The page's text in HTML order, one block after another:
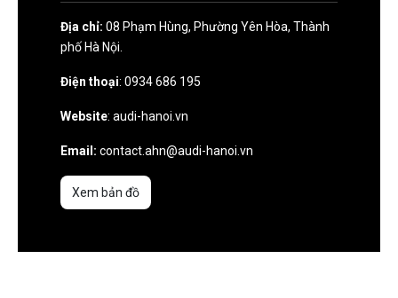
Địa chỉ: 08 Phạm Hùng, Phường Yên Hòa, Thành
phố Hà Nội.
Điện thoại: 0934 686 195
Website: audi-hanoi.vn
Email: contact.ahn@audi-hanoi.vn
Xem bản đồ